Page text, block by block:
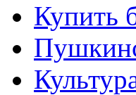
Купить